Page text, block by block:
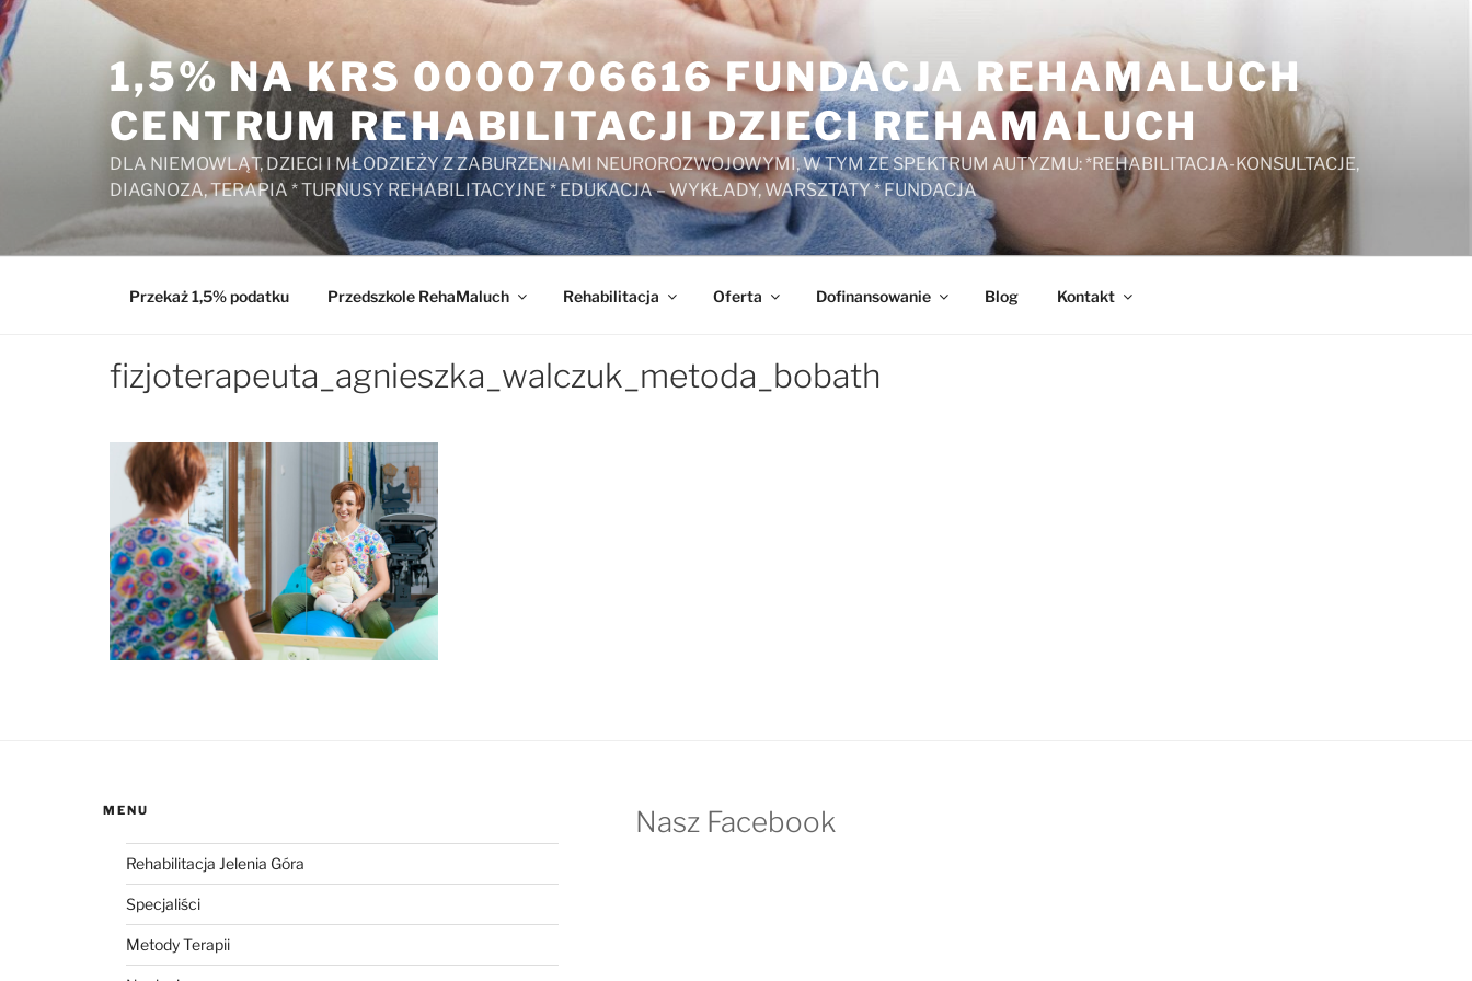
Przejdź
do
treści
1,5% NA KRS 0000706616 FUNDACJA REHAMALUCH
CENTRUM REHABILITACJI DZIECI REHAMALUCH
DLA NIEMOWLĄT, DZIECI I MŁODZIEŻY Z ZABURZENIAMI NEUROROZWOJOWYMI, W TYM ZE SPEKTRUM AUTYZMU: *REHABILITACJA-KONSULTACJE,
DIAGNOZA, TERAPIA * TURNUSY REHABILITACYJNE * EDUKACJA – WYKŁADY, WARSZTATY * FUNDACJA
Przekaż 1,5% podatku Przedszkole RehaMaluch Rehabilitacja Oferta Dofinansowanie Blog Kontakt
fizjoterapeuta_agnieszka_walczuk_metoda_bobath
MENU
Rehabilitacja Jelenia Góra
Specjaliści
Metody Terapii
Nasz Facebook